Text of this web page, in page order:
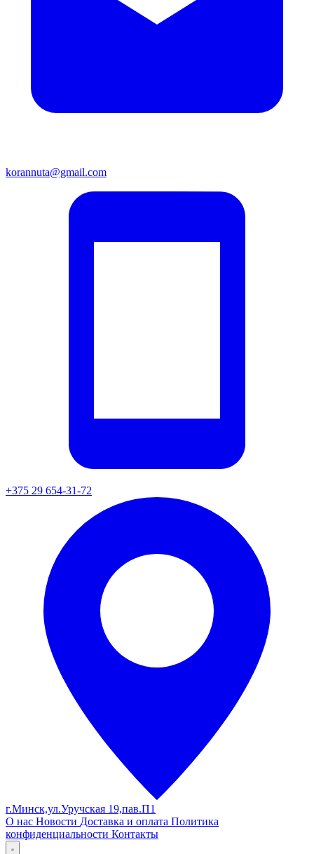
korannuta@gmail.com
+375 29 654-31-72
г.Минск,ул.Уручская 19,пав.П1
О нас Новости Доставка и оплата Политика
конфиденциальности Контакты